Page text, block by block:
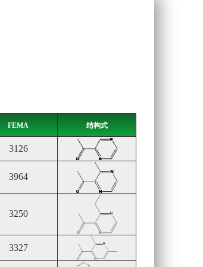
FEMA 结构式
3126
3964
3250
3327